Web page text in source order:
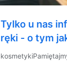
Tylko u nas
ręki - o tym